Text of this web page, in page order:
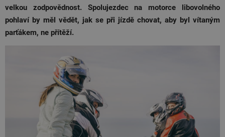
velkou zodpovědnost. Spolujezdec na motorce libovolného
pohlaví by měl vědět, jak se při jízdě chovat, aby byl vítaným
parťákem, ne přítěží.